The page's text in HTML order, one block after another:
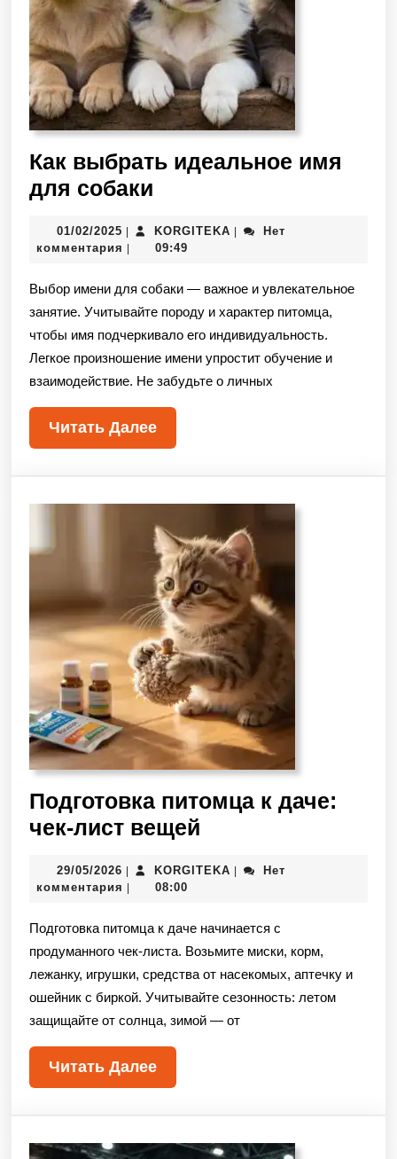
Как выбрать идеальное имя
для собаки
01/02/2025 | KORGITEKA |
Нет
комментария | 09:49
Выбор имени для собаки — важное и увлекательное
занятие. Учитывайте породу и характер питомца,
чтобы имя подчеркивало его индивидуальность.
Легкое произношение имени упростит обучение и
взаимодействие. Не забудьте о личных
Читать Далее
Подготовка питомца к даче:
чек-лист вещей
29/05/2026 | KORGITEKA |
Нет
комментария | 08:00
Подготовка питомца к даче начинается с
продуманного чек-листа. Возьмите миски, корм,
лежанку, игрушки, средства от насекомых, аптечку и
ошейник с биркой. Учитывайте сезонность: летом
защищайте от солнца, зимой — от
Читать Далее